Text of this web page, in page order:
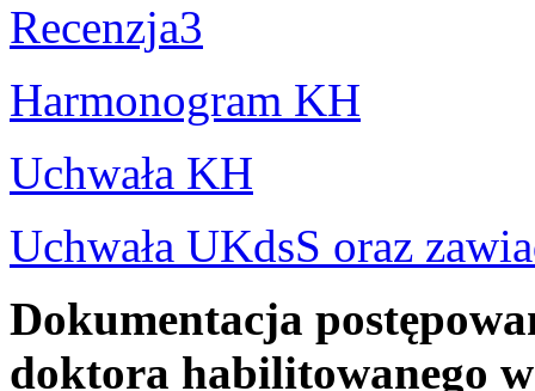
Recenzja3
Harmonogram KH
Uchwała KH
Uchwała UKdsS oraz
Dokumentacja
doktora habilitowanego